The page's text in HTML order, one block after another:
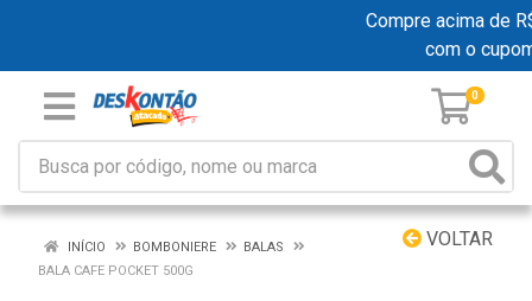
Compre acima de
com o
0
VOLTAR
INÍCIO BOMBONIERE
BALAS
BALA CAFE POCKET 500G